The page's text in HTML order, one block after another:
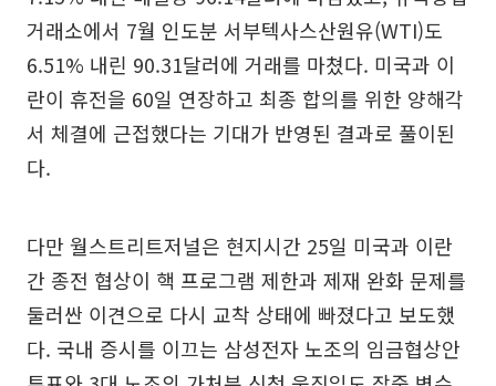
거래소에서 7월 인도분 서부텍사스산원유(WTI)도
6.51% 내린 90.31달러에 거래를 마쳤다. 미국과 이
란이 휴전을 60일 연장하고 최종 합의를 위한 양해각
서 체결에 근접했다는 기대가 반영된 결과로 풀이된
다.
다만 월스트리트저널은 현지시간 25일 미국과 이란
간 종전 협상이 핵 프로그램 제한과 제재 완화 문제를
둘러싼 이견으로 다시 교착 상태에 빠졌다고 보도했
다. 국내 증시를 이끄는 삼성전자 노조의 임금협상안